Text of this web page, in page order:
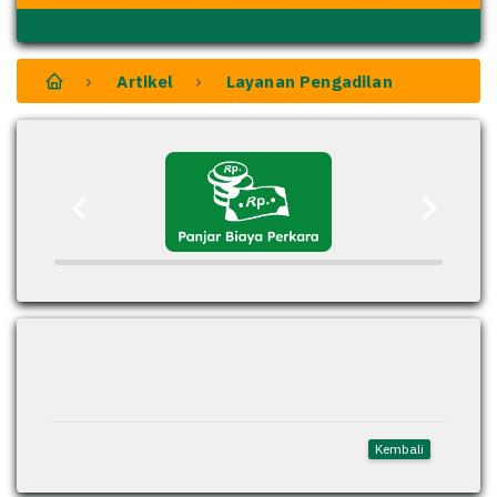
Artikel Layanan Pengadilan
Kembali